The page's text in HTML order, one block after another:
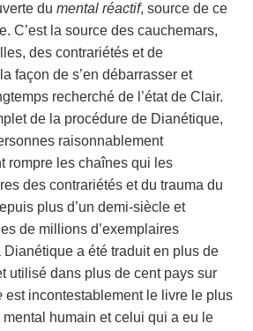
du mental réactif, source de ce
C’est la source des cauchemars,
des contrariétés et de
façon de s’en débarrasser et
recherché de l’état de Clair.
de la procédure de Dianétique,
raisonnablement
rompre les chaînes qui les
des contrariétés et du trauma du
plus d’un demi-siècle et
de millions d’exemplaires
a été traduit en plus de
utilisé dans plus de cent pays sur
est incontestablement le livre le plus
mental humain et celui qui a eu le